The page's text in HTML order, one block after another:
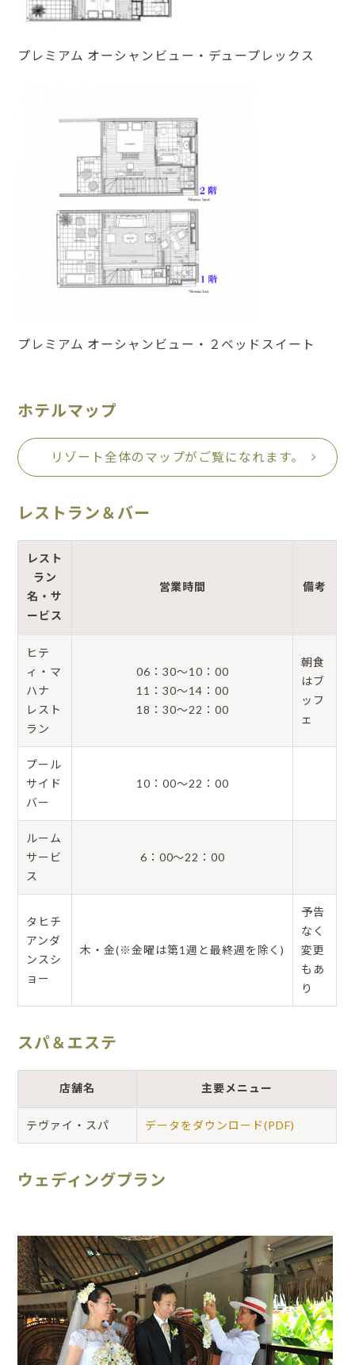
プレミアム オーシャンビュー・デュープレックス
プレミアム オーシャンビュー・２ベッドスイート
ホテルマップ
リゾート全体のマップがご覧になれます。
レストラン＆バー
レスト
ラン
名・サ
ービス
営業時間 備考
ヒテ
ィ・マ
ハナ
レスト
ラン
06：30～10：00
11：30～14：00
18：30～22：00
朝食
はブ
ッフ
ェ
プール
サイド
バー
10：00～22：00
ルーム
サービ
ス
6：00～22：00
タヒチ
アンダ
ンスシ
ョー
木・金(※金曜は第1週と最終週を除く)
予告
なく
変更
もあ
り
スパ＆エステ
店舗名 主要メニュー
テヴァイ・スパ データをダウンロード(PDF)
ウェディングプラン